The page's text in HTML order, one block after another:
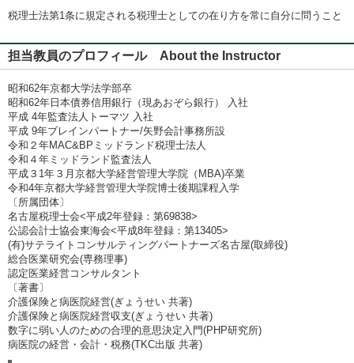
税理士法第1条に規定される税理士としての在り方を常に自分に問うこと
担当教員のプロフィール About the Instructor
昭和62年京都大学法学部卒
昭和62年日本債券信用銀行（現あおぞら銀行） 入社
平成 4年監査法人トーマツ 入社
平成 9年ブレインパートナー/矢野会計事務所設
令和２年MAC&BPミッドランド税理士法人
令和４年ミッドランド監査法人
平成３1年３月京都大学経営管理大学院（MBA)卒業
令和4年京都大学経営管理大学院博士後期課程入学
〔所属団体〕
名古屋税理士会<平成2年登録：第69838>
公認会計士協会東海会<平成8年登録：第13405>
(有)サテライトコンサルティングパートナーズ名古屋(取締役)
総合医業研究会(専務理事)
認定医業経営コンサルタント
〔著書〕
介護保険と病医院経営(ぎょうせい 共著)
介護保険と病医院経営収支(ぎょうせい 共著)
数字に弱い人のための合理的意思決定入門(PHP研究所)
病医院の経営・会計・税務(TKC出版 共著)